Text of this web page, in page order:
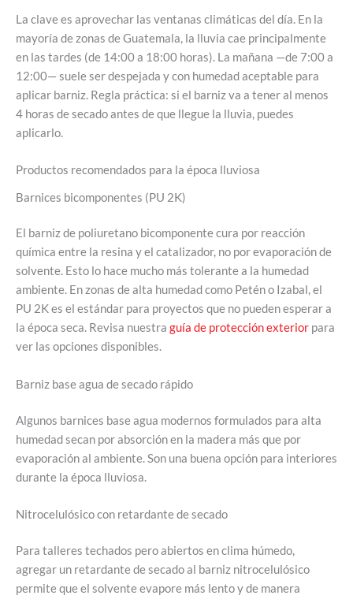
La clave es aprovechar las ventanas climáticas del día. En la
mayoría de zonas de Guatemala, la lluvia cae principalmente
en las tardes (de 14:00 a 18:00 horas). La mañana —de 7:00 a
12:00— suele ser despejada y con humedad aceptable para
aplicar barniz. Regla práctica: si el barniz va a tener al menos
4 horas de secado antes de que llegue la lluvia, puedes
aplicarlo.
Productos recomendados para la época lluviosa
Barnices bicomponentes (PU 2K)
El barniz de poliuretano bicomponente cura por reacción
química entre la resina y el catalizador, no por evaporación de
solvente. Esto lo hace mucho más tolerante a la humedad
ambiente. En zonas de alta humedad como Petén o Izabal, el
PU 2K es el estándar para proyectos que no pueden esperar a
la época seca. Revisa nuestra guía de protección exterior para
ver las opciones disponibles.
Barniz base agua de secado rápido
Algunos barnices base agua modernos formulados para alta
humedad secan por absorción en la madera más que por
evaporación al ambiente. Son una buena opción para interiores
durante la época lluviosa.
Nitrocelulósico con retardante de secado
Para talleres techados pero abiertos en clima húmedo,
agregar un retardante de secado al barniz nitrocelulósico
permite que el solvente evapore más lento y de manera